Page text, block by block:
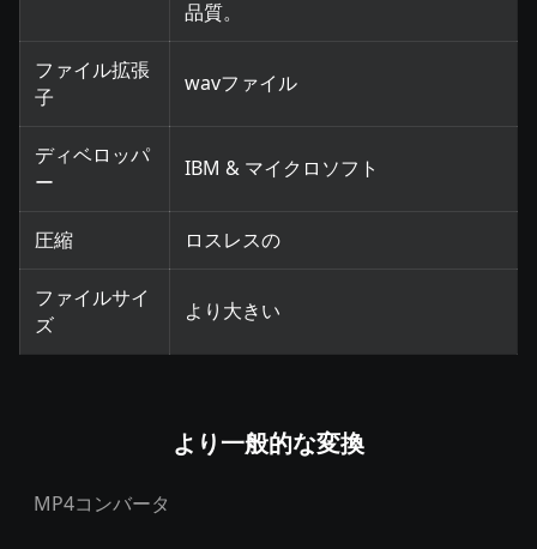
品質。
ファイル拡張
子
wavファイル
ディベロッパ
ー
IBM & マイクロソフト
圧縮 ロスレスの
ファイルサイ
ズ
より大きい
より一般的な変換
MP4コンバータ